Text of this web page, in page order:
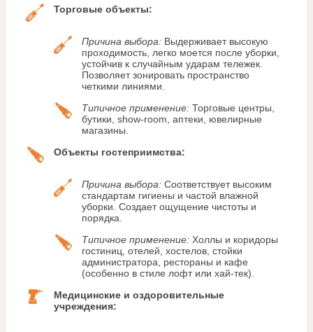
Торговые объекты:
Причина выбора:Выдерживает высокую
проходимость, легко моется после уборки,
устойчив к случайным ударам тележек.
Позволяет зонировать пространство
четкими линиями.
Типичное применение:Торговые центры,
бутики, show-room, аптеки, ювелирные
магазины.
Объекты гостеприимства:
Причина выбора:Соответствует высоким
стандартам гигиены и частой влажной
уборки. Создает ощущение чистоты и
порядка.
Типичное применение:Холлы и коридоры
гостиниц, отелей, хостелов, стойки
администратора, рестораны и кафе
(особенно в стиле лофт или хай-тек).
Медицинские и оздоровительные
учреждения: